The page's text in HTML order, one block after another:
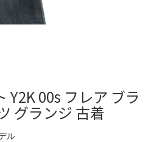
Y2K 00s フレア ブラ
グランジ 古着
ル